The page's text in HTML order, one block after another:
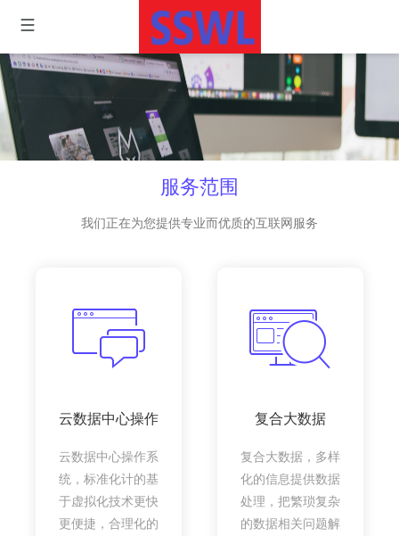
服务范围
我们正在为您提供专业而优质的互联网服务
云数据中心操作
云数据中心操作系
统，标准化计的基
于虚拟化技术更快
更便捷，合理化的
复合大数据
复合大数据，多样
化的信息提供数据
处理，把繁琐复杂
的数据相关问题解